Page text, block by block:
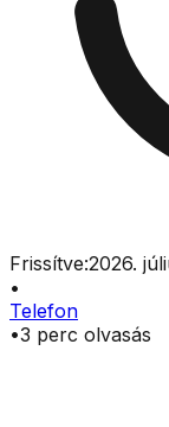
Frissítve:2026.
•
Telefon
•3 perc olvasás